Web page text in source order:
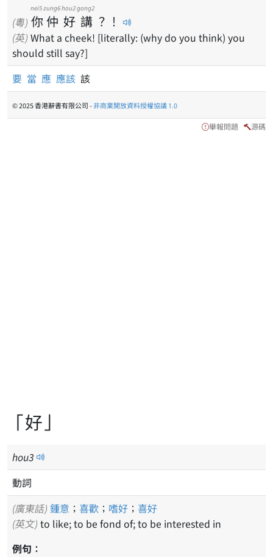
(粵) 你
nei5
仲
zung6
好
hou2
講
gong2
？ ！
(英) What a cheek! [literally: (why do you think) you
should still say?]
要 當 應 應該 該
© 2025 香港辭書有限公司 -非商業開放資料授權協議 1.0
舉報問題 源碼
「好」
hou3
動詞
(廣東話) 鍾意 ； 喜歡 ； 嗜好 ； 喜好
(英文) to like; to be fond of; to be interested in
例句：